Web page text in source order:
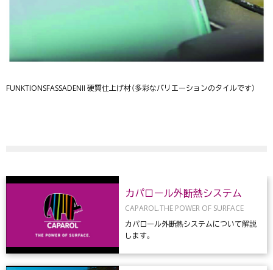
FUNKTIONSFASSADENII 硬質仕上げ材（多彩なバリエーションのタイルです）
カパロール外断熱システム
CAPAROL.THE POWER OF SURFACE
カパロール外断熱システムについて解説
します。